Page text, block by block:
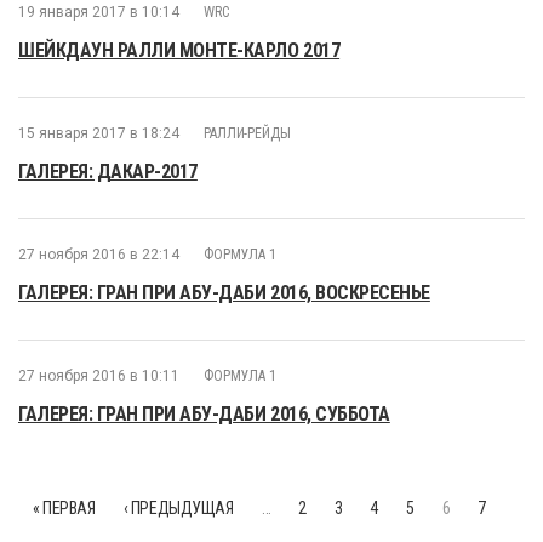
19 января 2017 в 10:14 WRC
ШЕЙКДАУН РАЛЛИ МОНТЕ-КАРЛО 2017
15 января 2017 в 18:24 РАЛЛИ-РЕЙДЫ
ГАЛЕРЕЯ: ДАКАР-2017
27 ноября 2016 в 22:14 ФОРМУЛА 1
ГАЛЕРЕЯ: ГРАН ПРИ АБУ-ДАБИ 2016, ВОСКРЕСЕНЬЕ
27 ноября 2016 в 10:11 ФОРМУЛА 1
ГАЛЕРЕЯ: ГРАН ПРИ АБУ-ДАБИ 2016, СУББОТА
« ПЕРВАЯ ‹ ПРЕДЫДУЩАЯ 2 3 4 5 6 7